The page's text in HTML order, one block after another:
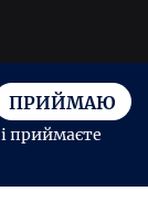
ПРИЙМАЮ
приймаєте